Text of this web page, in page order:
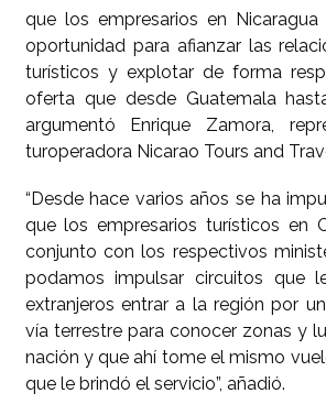
que los empresarios en
oportunidad para afianzar las
turísticos y explotar de forma
oferta que desde Guatemala
argumentó Enrique Zamora,
turoperadora Nicarao Tours and
“Desde hace varios años se ha
que los empresarios turísticos en
conjunto con los respectivos
podamos impulsar circuitos que
extranjeros entrar a la región por
vía terrestre para conocer zonas y
nación y que ahí tome el mismo
que le brindó el servicio”, añadió.